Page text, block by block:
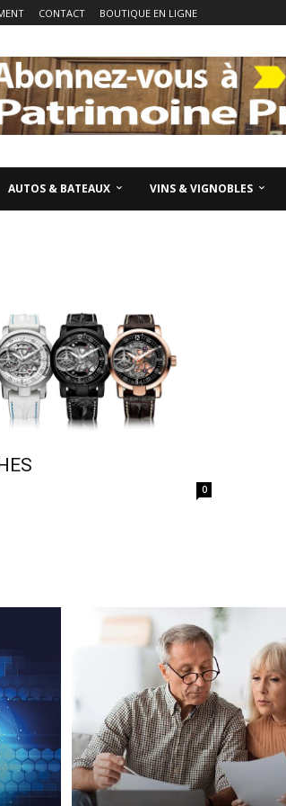
CONTACT BOUTIQUE EN LIGNE
AUTOS & BATEAUX VINS & VIGNOBLES
0